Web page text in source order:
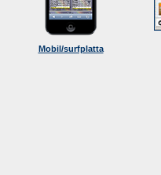
Mobil/surfplatta